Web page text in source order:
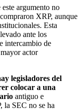
argumento no
XRP, aunque
Esta
ante los
intercambio de
actor
legisladores del
colocar a una
antiguo e
la SEC no se ha